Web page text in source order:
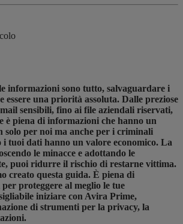
informazioni sono tutto, salvaguardare i
una priorità assoluta. Dalle preziose
sensibili, fino ai file aziendali riservati,
è piena di informazioni che hanno un
solo per noi ma anche per i criminali
tuoi dati hanno un valore economico. La
le minacce e adottando le
puoi ridurre il rischio di restarne vittima.
creato questa guida. È piena di
proteggere al meglio le tue
iniziare con Avira Prime,
di strumenti per la privacy, la